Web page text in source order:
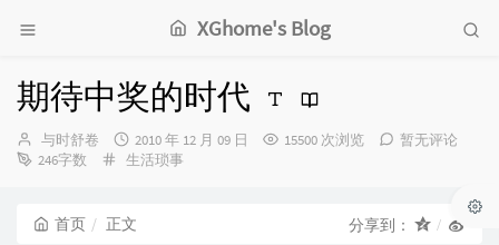
XGhome's Blog
期待中奖的时代
博
主：
与时舒卷
发
布
2010 年 12 月 09 日 15500 次浏览
暂无评论
246字数
分
生活琐事
首页 正文 分享到：